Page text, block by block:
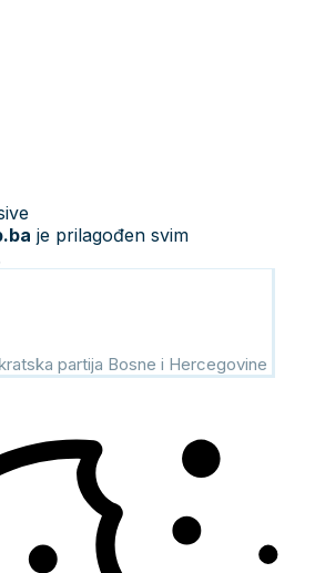
je prilagođen svim
partija Bosne i Hercegovine